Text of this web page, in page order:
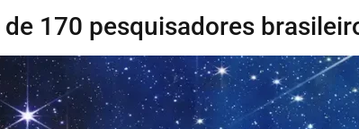
170 pesquisadores